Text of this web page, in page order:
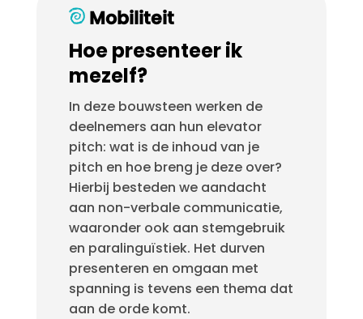
Mobiliteit
Hoe presenteer ik
mezelf?
In deze bouwsteen werken de
deelnemers aan hun elevator
pitch: wat is de inhoud van je
pitch en hoe breng je deze over?
Hierbij besteden we aandacht
aan non-verbale communicatie,
waaronder ook aan stemgebruik
en paralinguïstiek. Het durven
presenteren en omgaan met
spanning is tevens een thema dat
aan de orde komt.